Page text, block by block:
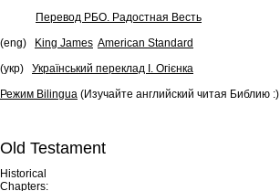
Перевод РБО. Радостная Весть
(eng)
King James American Standard
(укр)
Український переклад І. Огієнка
Режим Bilingua (Изучайте английский читая Библию :)
Old Testament
Historical
Chapters: